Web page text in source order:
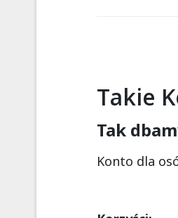
Takie
Tak
Konto dla